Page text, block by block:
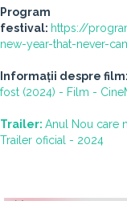
Program
festival: https://
new-year-that-never-
Informații despre film:
fost (2024) - Film -
Trailer: Anul Nou care
Trailer oficial - 2024